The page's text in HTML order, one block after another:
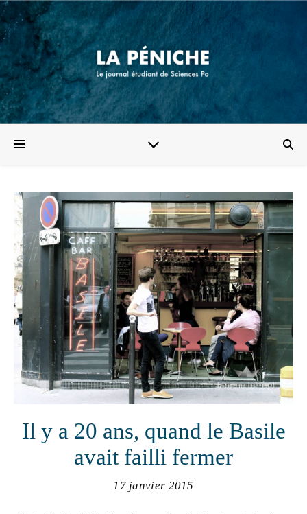
Il y a 20 ans, quand le Basile
avait failli fermer
17 janvier 2015